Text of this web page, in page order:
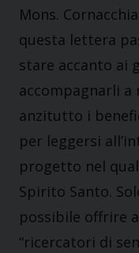
Mons.
questa lettera
stare accanto ai
accompagnarli a
anzitutto i
per leggersi
progetto nel
Spirito Santo.
possibile offrire
“ricercatori di